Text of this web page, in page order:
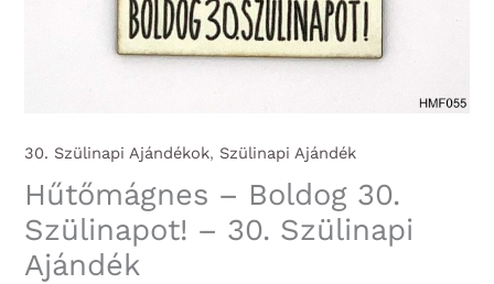
30. Szülinapi Ajándékok, Szülinapi Ajándék
Hűtőmágnes – Boldog 30.
Szülinapot! – 30. Szülinapi
Ajándék